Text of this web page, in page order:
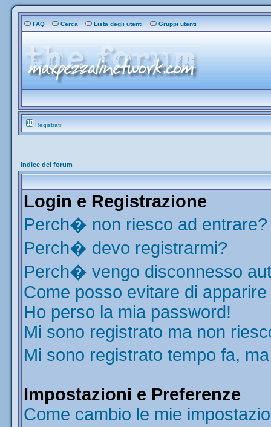
FAQ Cerca Lista degli utenti Gruppi utenti
Registrati
Indice del forum
Login e Registrazione
Perch� non riesco ad entrare?
Perch� devo registrarmi?
Perch� vengo disconnesso
Come posso evitare di
Ho perso la mia password!
Mi sono registrato ma non
Mi sono registrato tempo fa,
Impostazioni e Preferenze
Come cambio le mie